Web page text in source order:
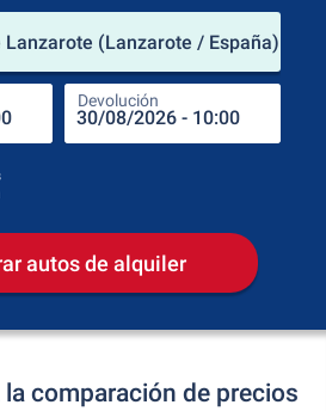
(Lanzarote / España)
Devolución
autos de alquiler
comparación de precios